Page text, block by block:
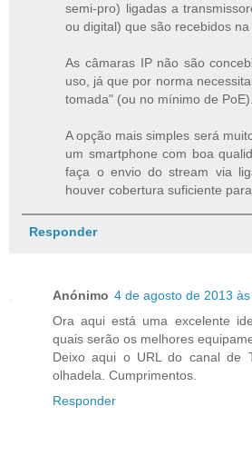
semi-pro) ligadas a
ou digital) que são recebidos
As câmaras IP não são
uso, já que por norma
tomada" (ou no mínimo de PoE).
A opção mais simples será
um smartphone com boa
faça o envio do stream via
houver cobertura suficiente
Responder
Anónimo 4 de agosto de 2013
Ora aqui está uma excelente
quais serão os melhores
Deixo aqui o URL do canal de
olhadela. Cumprimentos.
Responder